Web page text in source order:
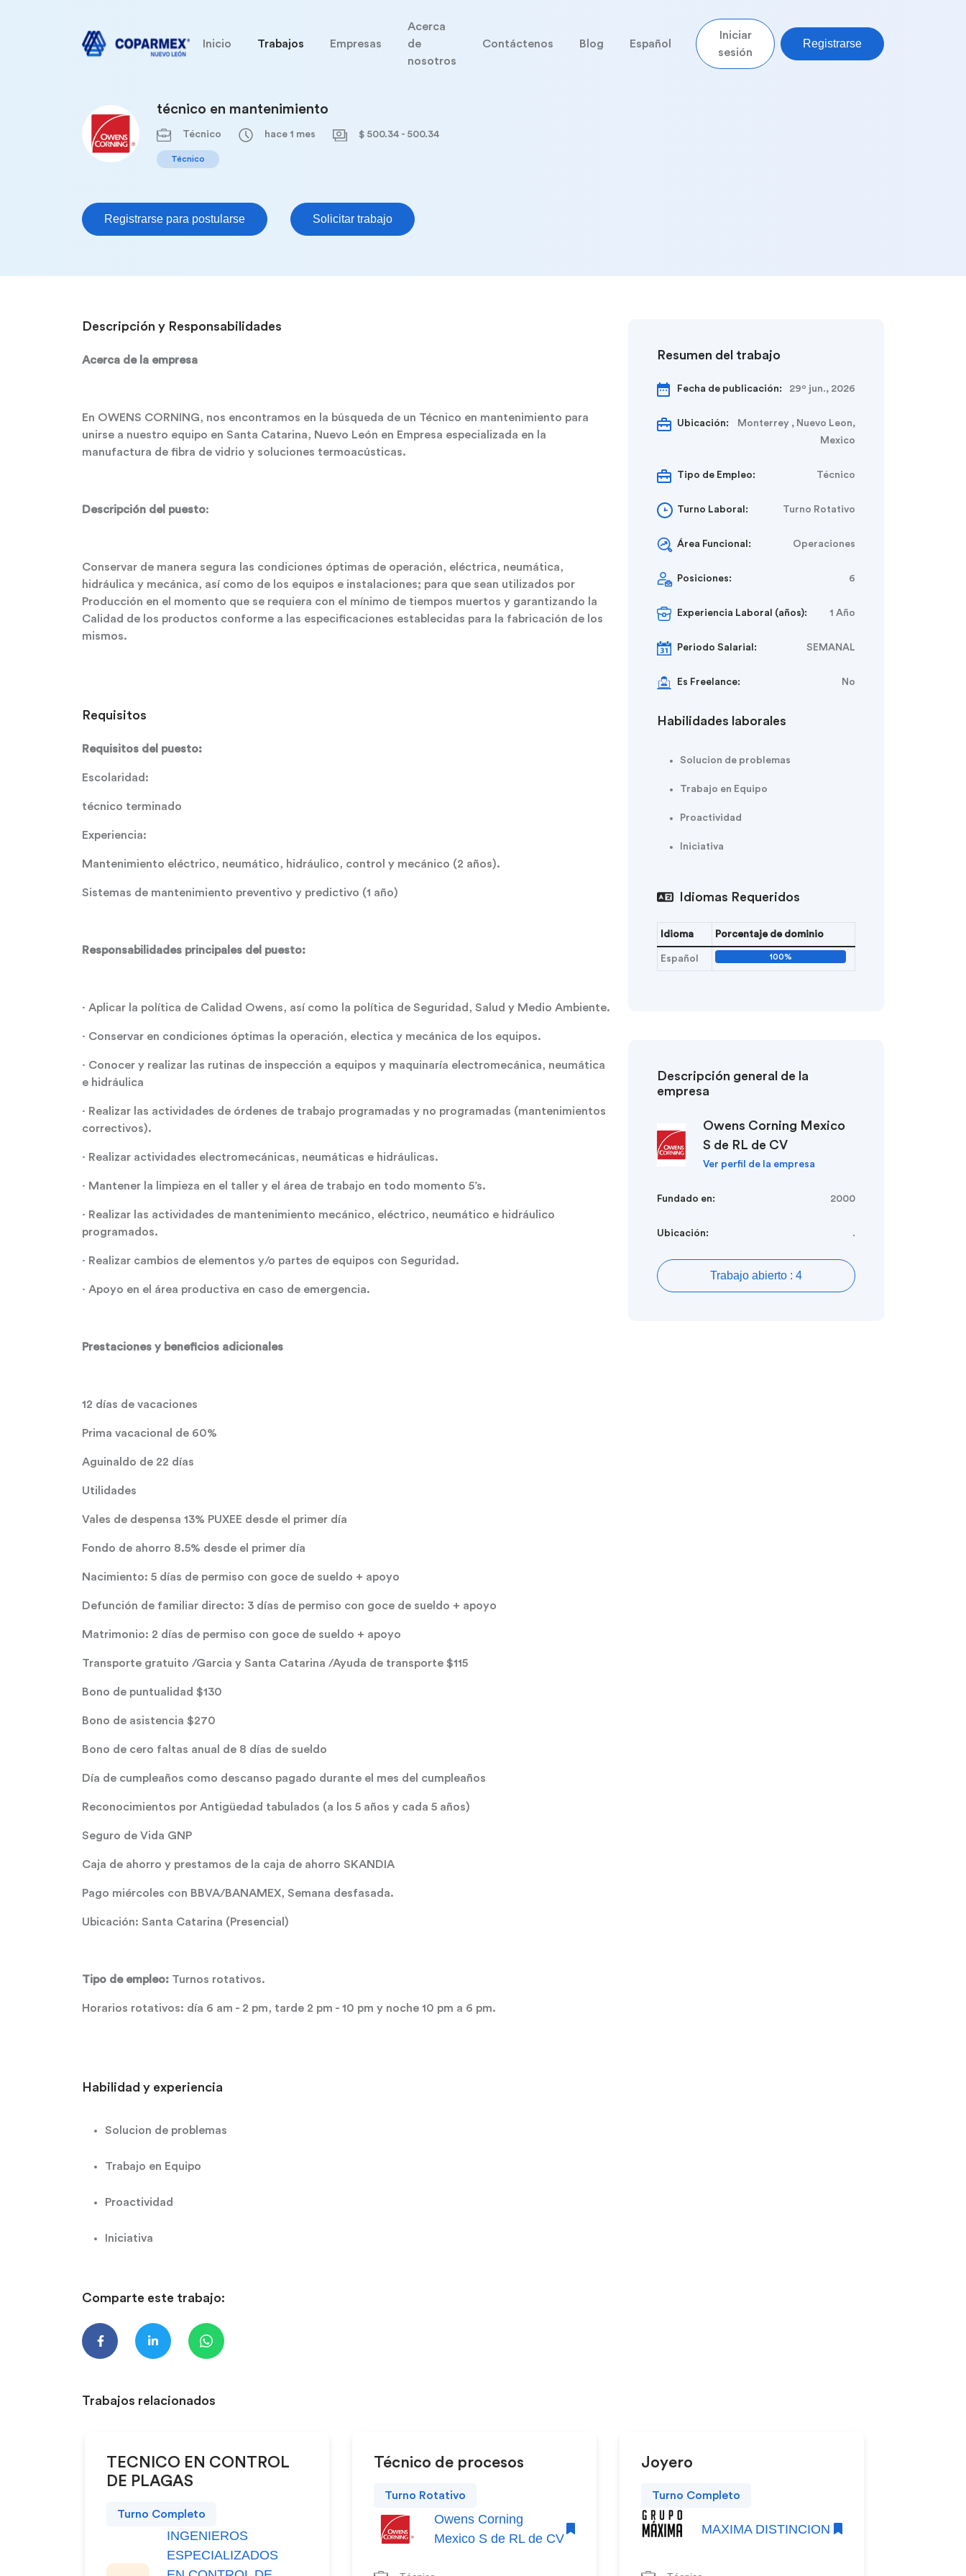
Inicio Trabajos Empresas
Acerca
de
nosotros
Contáctenos Blog Español
Iniciar
sesión
Registrarse
técnico en mantenimiento
Técnico hace 1 mes $ 500.34 - 500.34
Técnico
Registrarse para postularse Solicitar trabajo
Descripción y Responsabilidades
Acerca de la empresa
En OWENS CORNING, nos encontramos en la búsqueda de un Técnico en mantenimiento para
unirse a nuestro equipo en Santa Catarina, Nuevo León en Empresa especializada en la
manufactura de fibra de vidrio y soluciones termoacústicas.
Descripción del puesto:
Conservar de manera segura las condiciones óptimas de operación, eléctrica, neumática,
hidráulica y mecánica, así como de los equipos e instalaciones; para que sean utilizados por
Producción en el momento que se requiera con el mínimo de tiempos muertos y garantizando la
Calidad de los productos conforme a las especificaciones establecidas para la fabricación de los
mismos.
Requisitos
Requisitos del puesto:
Escolaridad:
técnico terminado
Experiencia:
Mantenimiento eléctrico, neumático, hidráulico, control y mecánico (2 años).
Sistemas de mantenimiento preventivo y predictivo (1 año)
Responsabilidades principales del puesto:
· Aplicar la política de Calidad Owens, así como la política de Seguridad, Salud y Medio Ambiente.
· Conservar en condiciones óptimas la operación, electica y mecánica de los equipos.
· Conocer y realizar las rutinas de inspección a equipos y maquinaría electromecánica, neumática
e hidráulica
· Realizar las actividades de órdenes de trabajo programadas y no programadas (mantenimientos
correctivos).
· Realizar actividades electromecánicas, neumáticas e hidráulicas.
· Mantener la limpieza en el taller y el área de trabajo en todo momento 5’s.
· Realizar las actividades de mantenimiento mecánico, eléctrico, neumático e hidráulico
programados.
· Realizar cambios de elementos y/o partes de equipos con Seguridad.
· Apoyo en el área productiva en caso de emergencia.
Prestaciones y beneficios adicionales
12 días de vacaciones
Prima vacacional de 60%
Aguinaldo de 22 días
Utilidades
Vales de despensa 13% PUXEE desde el primer día
Fondo de ahorro 8.5% desde el primer día
Nacimiento: 5 días de permiso con goce de sueldo + apoyo
Defunción de familiar directo: 3 días de permiso con goce de sueldo + apoyo
Matrimonio: 2 días de permiso con goce de sueldo + apoyo
Transporte gratuito /Garcia y Santa Catarina /Ayuda de transporte $115
Bono de puntualidad $130
Bono de asistencia $270
Bono de cero faltas anual de 8 días de sueldo
Día de cumpleaños como descanso pagado durante el mes del cumpleaños
Reconocimientos por Antigüedad tabulados (a los 5 años y cada 5 años)
Seguro de Vida GNP
Caja de ahorro y prestamos de la caja de ahorro SKANDIA
Pago miércoles con BBVA/BANAMEX, Semana desfasada.
Ubicación: Santa Catarina (Presencial)
Tipo de empleo: Turnos rotativos.
Horarios rotativos: día 6 am - 2 pm, tarde 2 pm - 10 pm y noche 10 pm a 6 pm.
Habilidad y experiencia
Solucion de problemas
Trabajo en Equipo
Proactividad
Iniciativa
Comparte este trabajo:
Resumen del trabajo
Fecha de publicación: 29º jun., 2026
Ubicación:
Monterrey , Nuevo Leon,
Mexico
Tipo de Empleo: Técnico
Turno Laboral: Turno Rotativo
Área Funcional: Operaciones
Posiciones: 6
Experiencia Laboral (años): 1 Año
Periodo Salarial: SEMANAL
Es Freelance: No
Habilidades laborales
Solucion de problemas
Trabajo en Equipo
Proactividad
Iniciativa
Idiomas Requeridos
Idioma Porcentaje de dominio
Español 100%
Descripción general de la
empresa
Owens Corning Mexico
S de RL de CV
Ver perfil de la empresa
Fundado en: 2000
Ubicación: .
Trabajo abierto : 4
Trabajos relacionados
TECNICO EN CONTROL
DE PLAGAS
Turno Completo
INGENIEROS
ESPECIALIZADOS
Técnico de procesos
Turno Rotativo
Owens Corning
Mexico S de RL de CV
Joyero
Turno Completo
MAXIMA DISTINCION